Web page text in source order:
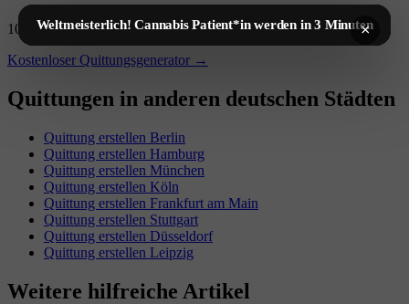
100% kostenlos, ohne Anmeldung – gilt überall in Deutschland.
Kostenloser Quittungsgenerator →
Quittungen in anderen deutschen Städten
Quittung erstellen Berlin
Quittung erstellen Hamburg
Quittung erstellen München
Quittung erstellen Köln
Quittung erstellen Frankfurt am Main
Quittung erstellen Stuttgart
Quittung erstellen Düsseldorf
Quittung erstellen Leipzig
Weitere hilfreiche Artikel
Weltmeisterlich! Cannabis Patient*in werden in 3 Minuten
×